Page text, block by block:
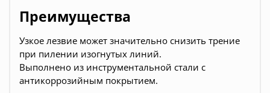
Преимущества
Узкое лезвие может значительно снизить трение
при пилении изогнутых линий.
Выполнено из инструментальной стали с
антикоррозийным покрытием.